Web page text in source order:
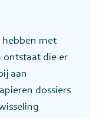
hebben met
ontstaat die er
aan
dossiers